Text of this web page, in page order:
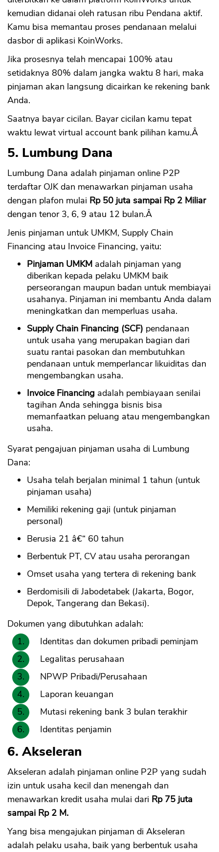
kemudian didanai oleh ratusan ribu Pendana aktif.
Kamu bisa memantau proses pendanaan melalui
dasbor di aplikasi KoinWorks.
Jika prosesnya telah mencapai 100% atau
setidaknya 80% dalam jangka waktu 8 hari, maka
pinjaman akan langsung dicairkan ke rekening bank
Anda.
Saatnya bayar cicilan. Bayar cicilan kamu tepat
waktu lewat virtual account bank pilihan kamu.Â
5. Lumbung Dana
Lumbung Dana adalah pinjaman online P2P
terdaftar OJK dan menawarkan pinjaman usaha
dengan plafon mulai Rp 50 juta sampai Rp 2 Miliar
dengan tenor 3, 6, 9 atau 12 bulan.Â
Jenis pinjaman untuk UMKM, Supply Chain
Financing atau Invoice Financing, yaitu:
Pinjaman UMKM adalah pinjaman yang
diberikan kepada pelaku UMKM baik
perseorangan maupun badan untuk membiayai
usahanya. Pinjaman ini membantu Anda dalam
meningkatkan dan memperluas usaha.
Supply Chain Financing (SCF) pendanaan
untuk usaha yang merupakan bagian dari
suatu rantai pasokan dan membutuhkan
pendanaan untuk memperlancar likuiditas dan
mengembangkan usaha.
Invoice Financing adalah pembiayaan senilai
tagihan Anda sehingga bisnis bisa
memanfaatkan peluang atau mengembangkan
usaha.
Syarat pengajuan pinjaman usaha di Lumbung
Dana:
Usaha telah berjalan minimal 1 tahun (untuk
pinjaman usaha)
Memiliki rekening gaji (untuk pinjaman
personal)
Berusia 21 â€“ 60 tahun
Berbentuk PT, CV atau usaha perorangan
Omset usaha yang tertera di rekening bank
Berdomisili di Jabodetabek (Jakarta, Bogor,
Depok, Tangerang dan Bekasi).
Dokumen yang dibutuhkan adalah:
Identitas dan dokumen pribadi peminjam
Legalitas perusahaan
NPWP Pribadi/Perusahaan
Laporan keuangan
Mutasi rekening bank 3 bulan terakhir
Identitas penjamin
6. Akseleran
Akseleran adalah pinjaman online P2P yang sudah
izin untuk usaha kecil dan menengah dan
menawarkan kredit usaha mulai dari Rp 75 juta
sampai Rp 2 M.
Yang bisa mengajukan pinjaman di Akseleran
adalah pelaku usaha, baik yang berbentuk usaha